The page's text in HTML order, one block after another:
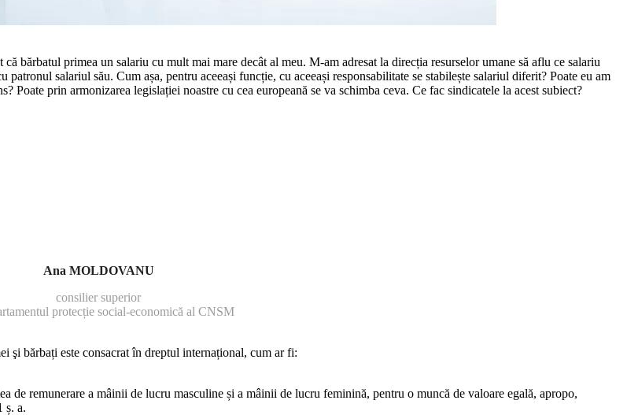
bărbatul primea un sala­riu cu mult mai mare decât al meu. M-am adresat la direcția resurselor umane să aflu ce salariu
salariul său. Cum așa, pentru aceeași funcție, cu aceeași responsabilitate se stabilește salariul di­ferit? Poate eu am
Poate prin armonizarea legislației noastre cu cea europeană se va schimba ceva. Ce fac sindicatele la acest subiect?
Ana MOLDOVANU
consilier superior
protecție social-economică al CNSM
şi bărbați este consacrat în dreptul internațional, cum ar fi:
remunerare a mâinii de lucru masculine și a mâinii de lucru feminină, pentru o muncă de valoare egală, apropo,
ș. a.